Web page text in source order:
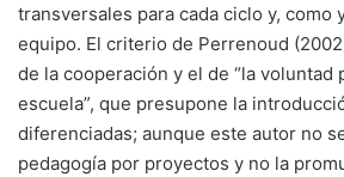
transversales para cada ciclo y, como
equipo. El criterio de Perrenoud
de la cooperación y el de “la voluntad
escuela”, que presupone la
diferenciadas; aunque este autor no
pedagogía por proyectos y no la